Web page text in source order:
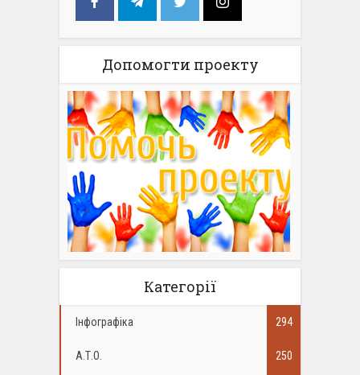
Допомогти проекту
Категорії
Інфографіка 294
А.Т.О. 250